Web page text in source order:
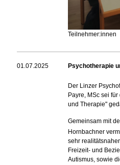
Teilnehmer:innen
01.07.2025 Psychotherapie
Der Linzer
Payre, MSc sei
und Therapie"
Gemeinsam mit
Hornbachner
sehr
Freizeit- und
Autismus, sowie